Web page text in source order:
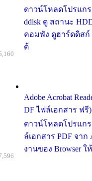
ดาวน์โหลดโปรแกร
ddisk ดู สถานะ
คอมพัง ดูฮาร์ดดิสก์
ด้
Adobe Acrobat
DF ไฟล์เอกสาร ฟรี)
ดาวน์โหลดโปรแกร
ล์เอกสาร PDF จา
งานของ Browser